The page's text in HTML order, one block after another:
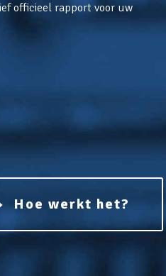
officieel rapport voor uw
Hoe werkt het?